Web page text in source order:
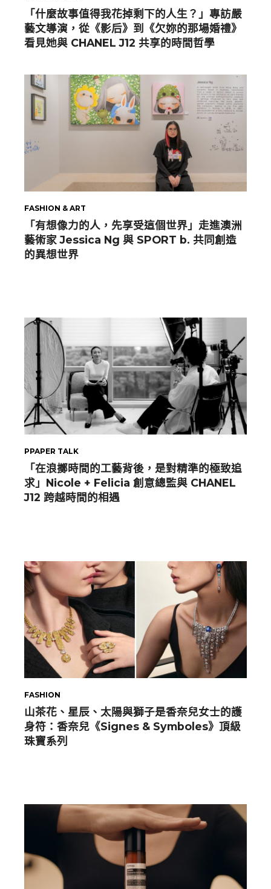
「什麼故事值得我花掉剩下的人生？」專訪嚴
藝文導演，從《影后》到《欠妳的那場婚禮》
看見她與 CHANEL J12 共享的時間哲學
FASHION & ART
「有想像力的人，先享受這個世界」走進澳洲
藝術家 Jessica Ng 與 SPORT b. 共同創造
的異想世界
PPAPER TALK
「在浪擲時間的工藝背後，是對精準的極致追
求」Nicole + Felicia 創意總監與 CHANEL
J12 跨越時間的相遇
FASHION
山茶花、星辰、太陽與獅子是香奈兒女士的護
身符：香奈兒《Signes & Symboles》頂級
珠寶系列